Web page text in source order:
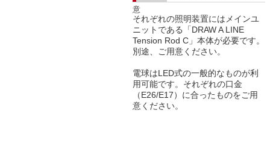
意
それぞれの照明装置にはメインユ
ニットである「DRAW A LINE
Tension Rod C」本体が必要です。
別途、ご用意ください。
電球はLED式の一般的なものが利
用可能です。それぞれの口金
（E26/E17）に合ったものをご用
意ください。